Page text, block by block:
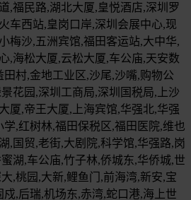
,福民路,湖北大厦,皇悦酒店,深圳罗
车西站,皇岗口岸,深圳会展中心,现
梅沙,五洲宾馆,福田客运站,大中华,
,海松大厦,云松大厦,车公庙,天安数
村,金地工业区,沙尾,沙嘴,购物公
花园,深圳工商局,深圳国税局,上沙
厦,帝王大厦,上海宾馆,华强北,华强
,红树林,福田保税区,福田医院,维也
,国贸,老街,大剧院,科学馆,华强路,岗
湖,车公庙,竹子林,侨城东,华侨城,世
,桃园,大新,鲤鱼门,前海湾,新安,宝
,后瑞,机场东,赤湾,蛇口港,海上世